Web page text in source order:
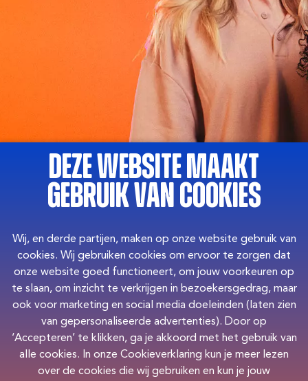
Deze website maakt
gebruik van cookies
Wij, en derde partijen, maken op onze website gebruik van
cookies. Wij gebruiken cookies om ervoor te zorgen dat
onze website goed functioneert, om jouw voorkeuren op
te slaan, om inzicht te verkrijgen in bezoekersgedrag, maar
ook voor marketing en social media doeleinden (laten zien
van gepersonaliseerde advertenties). Door op
‘Accepteren’ te klikken, ga je akkoord met het gebruik van
alle cookies. In onze Cookieverklaring kun je meer lezen
over de cookies die wij gebruiken en kun je jouw
Bedankt!
We hebben je afmelding
ontvangen
The New Crew: ReConnect
Jammer dat je er niet bij kunt zijn tijdens het Re:Connect